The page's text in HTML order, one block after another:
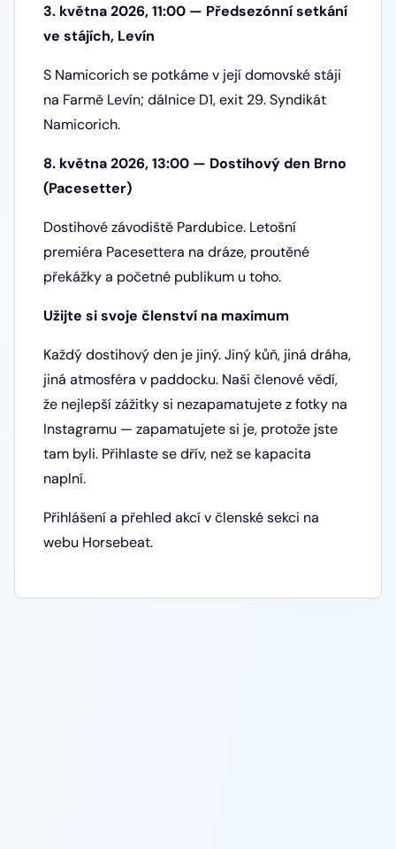
3. května 2026, 11:00 — Předsezónní setkání
ve stájích, Levín
S Namicorich se potkáme v její domovské stáji
na Farmě Levín; dálnice D1, exit 29. Syndikát
Namicorich.
8. května 2026, 13:00 — Dostihový den Brno
(Pacesetter)
Dostihové závodiště Pardubice. Letošní
premiéra Pacesettera na dráze, proutěné
překážky a početné publikum u toho.
Užijte si svoje členství na maximum
Každý dostihový den je jiný. Jiný kůň, jiná dráha,
jiná atmosféra v paddocku. Naši členové vědí,
že nejlepší zážitky si nezapamatujete z fotky na
Instagramu — zapamatujete si je, protože jste
tam byli. Přihlaste se dřív, než se kapacita
naplní.
Přihlášení a přehled akcí v členské sekci na
webu Horsebeat.